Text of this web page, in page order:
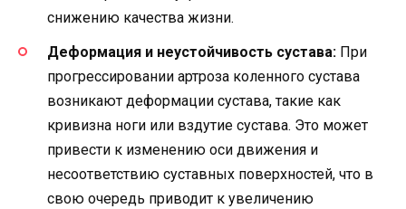
снижению качества жизни.
Деформация и неустойчивость сустава: При
прогрессировании артроза коленного сустава
возникают деформации сустава, такие как
кривизна ноги или вздутие сустава. Это может
привести к изменению оси движения и
несоответствию суставных поверхностей, что в
свою очередь приводит к увеличению